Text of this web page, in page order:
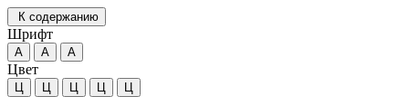
К содержанию
Шрифт
А А А
Цвет
Ц Ц Ц Ц Ц